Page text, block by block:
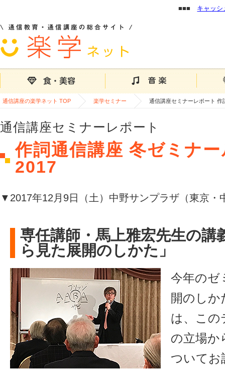
■■■ キャッ
通信講座の楽学ネット TOP 楽学セミナー 通信講座セミナーレポート 作
通信講座セミナーレポート
作詞通信講座 冬ゼミナ
2017
▼2017年12月9日（土）中野サンプラザ（東京・
専任講師・馬上雅宏先生の講
ら見た展開のしかた」
今年のゼ
開のしか
は、この
の立場か
ついてお